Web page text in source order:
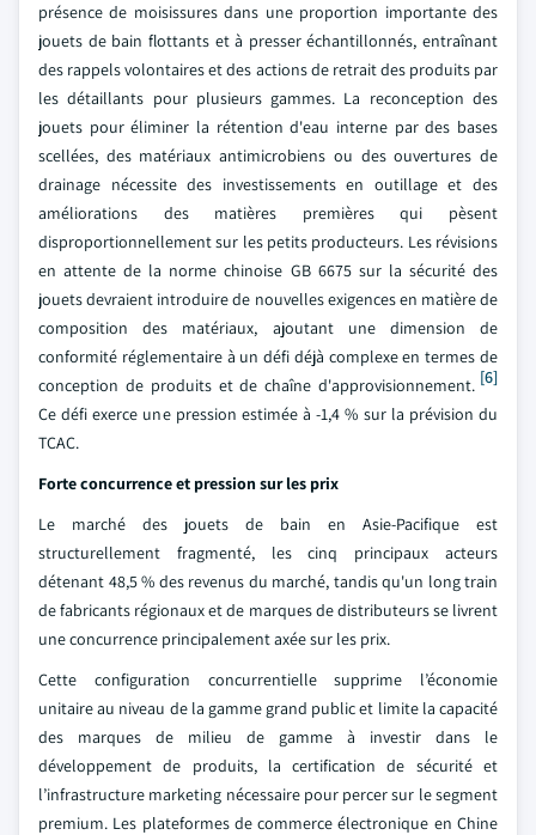
présence de moisissures dans une proportion importante des
jouets de bain flottants et à presser échantillonnés, entraînant
des rappels volontaires et des actions de retrait des produits par
les détaillants pour plusieurs gammes. La reconception des
jouets pour éliminer la rétention d'eau interne par des bases
scellées, des matériaux antimicrobiens ou des ouvertures de
drainage nécessite des investissements en outillage et des
améliorations des matières premières qui pèsent
disproportionnellement sur les petits producteurs. Les révisions
en attente de la norme chinoise GB 6675 sur la sécurité des
jouets devraient introduire de nouvelles exigences en matière de
composition des matériaux, ajoutant une dimension de
conformité réglementaire à un défi déjà complexe en termes de
conception de produits et de chaîne d'approvisionnement. [6]
Ce défi exerce une pression estimée à -1,4 % sur la prévision du
TCAC.
Forte concurrence et pression sur les prix
Le marché des jouets de bain en Asie-Pacifique est
structurellement fragmenté, les cinq principaux acteurs
détenant 48,5 % des revenus du marché, tandis qu'un long train
de fabricants régionaux et de marques de distributeurs se livrent
une concurrence principalement axée sur les prix.
Cette configuration concurrentielle supprime l’économie
unitaire au niveau de la gamme grand public et limite la capacité
des marques de milieu de gamme à investir dans le
développement de produits, la certification de sécurité et
l’infrastructure marketing nécessaire pour percer sur le segment
premium. Les plateformes de commerce électronique en Chine